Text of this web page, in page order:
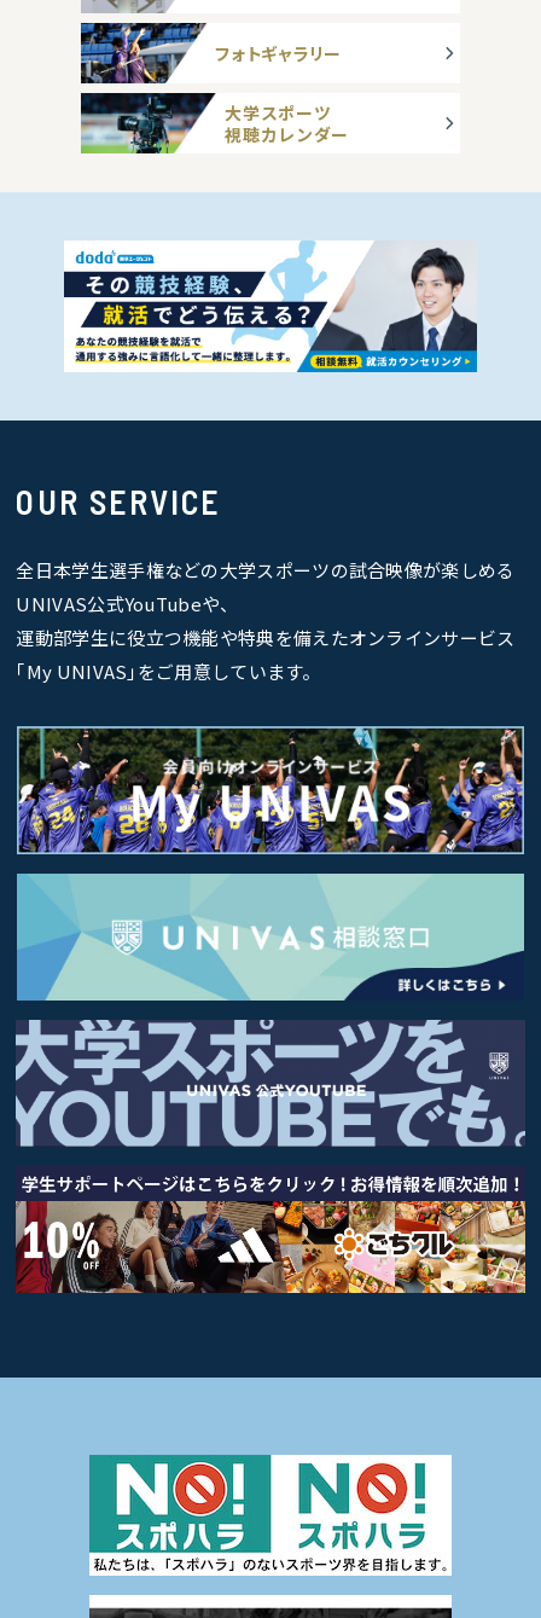
フォトギャラリー
大学スポーツ
視聴カレンダー
OUR SERVICE
全日本学生選手権などの大学スポーツの試合映像が楽しめる
UNIVAS公式YouTubeや、
運動部学生に役立つ機能や特典を備えたオンラインサービス
｢My UNIVAS｣をご用意しています。